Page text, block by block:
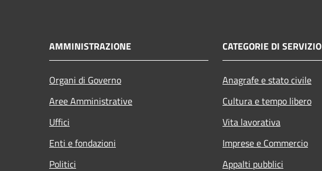
AMMINISTRAZIONE
Organi di Governo
Aree Amministrative
Uffici
Enti e fondazioni
Politici
CATEGORIE DI SERVIZIO
Anagrafe e stato civile
Cultura e tempo libero
Vita lavorativa
Imprese e Commercio
Appalti pubblici